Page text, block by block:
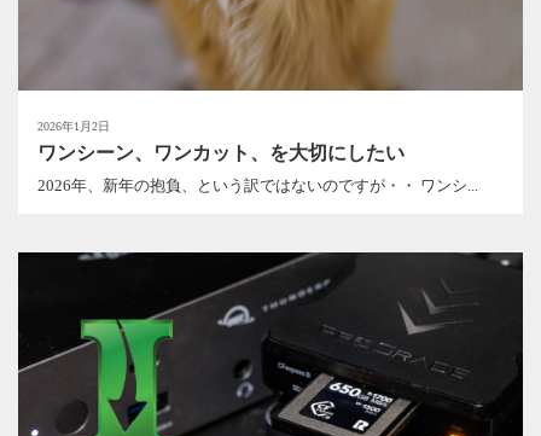
2026年1月2日
ワンシーン、ワンカット、を大切にしたい
2026年、新年の抱負、という訳ではないのですが・・ ワンシ...